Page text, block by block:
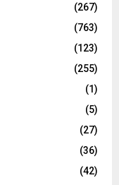
(267)
(763)
(123)
(255)
(1)
(5)
(27)
(36)
(42)